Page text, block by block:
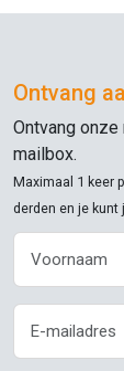
je daar ook
prima voor
Ontvang
Ontvang
mailbox.
Maximaal 1 keer
derden en je kunt